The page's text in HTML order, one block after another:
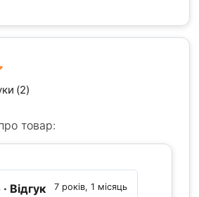
(2)
товар:
7 років, 1 місяць
· Відгук